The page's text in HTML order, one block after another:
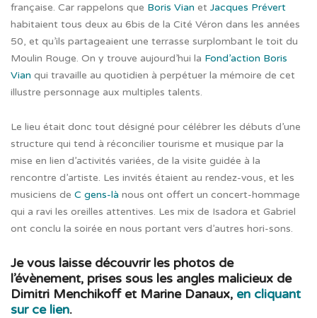
française. Car rappelons que Boris Vian et Jacques Prévert
habitaient tous deux au 6bis de la Cité Véron dans les années
50, et qu’ils partageaient une terrasse surplombant le toit du
Moulin Rouge. On y trouve aujourd’hui la Fond’action Boris
Vian qui travaille au quotidien à perpétuer la mémoire de cet
illustre personnage aux multiples talents.
Le lieu était donc tout désigné pour célébrer les débuts d’une
structure qui tend à réconcilier tourisme et musique par la
mise en lien d’activités variées, de la visite guidée à la
rencontre d’artiste. Les invités étaient au rendez-vous, et les
musiciens de C gens-là nous ont offert un concert-hommage
qui a ravi les oreilles attentives. Les mix de Isadora et Gabriel
ont conclu la soirée en nous portant vers d’autres hori-sons.
Je vous laisse découvrir les photos de
l’évènement, prises sous les angles malicieux de
Dimitri Menchikoff et Marine Danaux, en cliquant
sur ce lien.